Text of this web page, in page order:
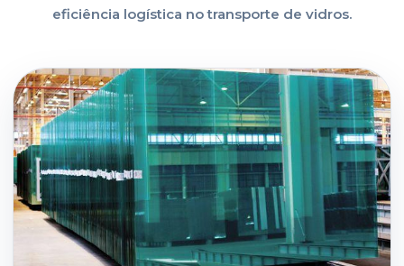
eficiência logística no transporte de vidros.